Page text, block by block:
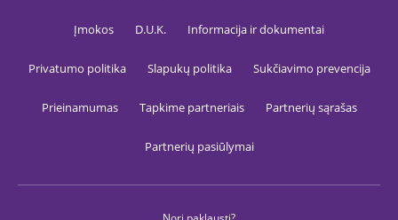
Įmokos D.U.K. Informacija ir dokumentai
Privatumo politika Slapukų politika Sukčiavimo prevencija
Prieinamumas Tapkime partneriais Partnerių sąrašas
Partnerių pasiūlymai
geid
.trafficguard.ai 1 metai